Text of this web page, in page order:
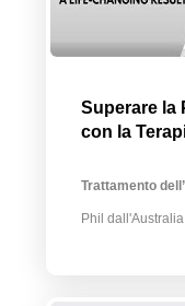
Superare la
con la
Trattamento
Phil dall'Australia